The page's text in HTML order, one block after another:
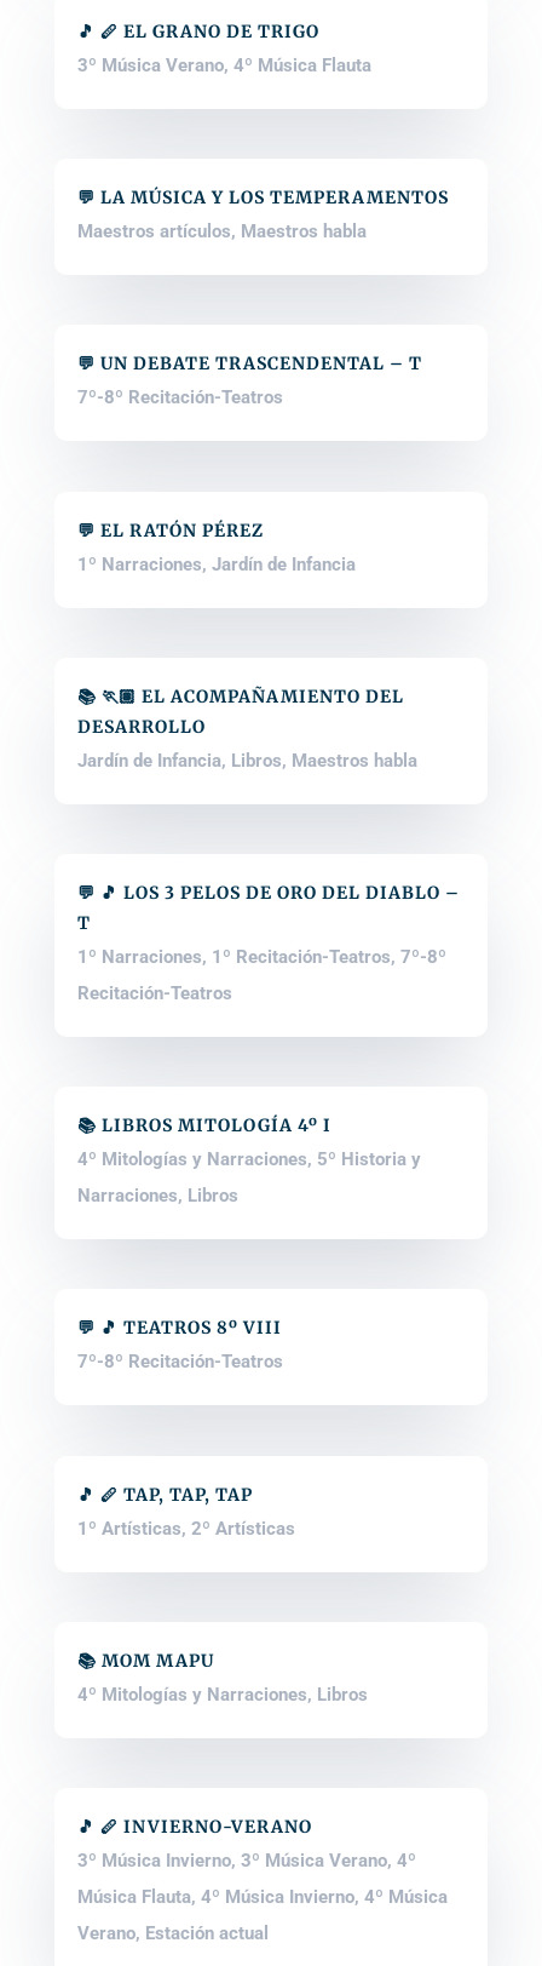
🎵 🪈 EL GRANO DE TRIGO
3º Música Verano, 4º Música Flauta
💬 LA MÚSICA Y LOS TEMPERAMENTOS
Maestros artículos, Maestros habla
💬 UN DEBATE TRASCENDENTAL – T
7º-8º Recitación-Teatros
💬 EL RATÓN PÉREZ
1º Narraciones, Jardín de Infancia
📚 🏃🏽 EL ACOMPAÑAMIENTO DEL
DESARROLLO
Jardín de Infancia, Libros, Maestros habla
💬 🎵 LOS 3 PELOS DE ORO DEL DIABLO –
T
1º Narraciones, 1º Recitación-Teatros, 7º-8º
Recitación-Teatros
📚 LIBROS MITOLOGÍA 4º I
4º Mitologías y Narraciones, 5º Historia y
Narraciones, Libros
💬 🎵 TEATROS 8º VIII
7º-8º Recitación-Teatros
🎵 🪈 TAP, TAP, TAP
1º Artísticas, 2º Artísticas
📚 MOM MAPU
4º Mitologías y Narraciones, Libros
🎵 🪈 INVIERNO-VERANO
3º Música Invierno, 3º Música Verano, 4º
Música Flauta, 4º Música Invierno, 4º Música
Verano, Estación actual